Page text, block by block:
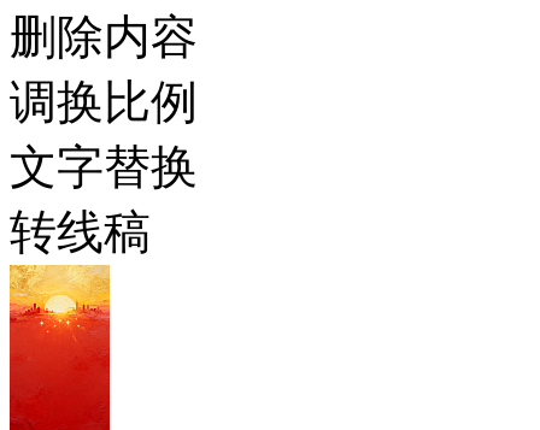
删除内容
调换比例
文字替换
转线稿